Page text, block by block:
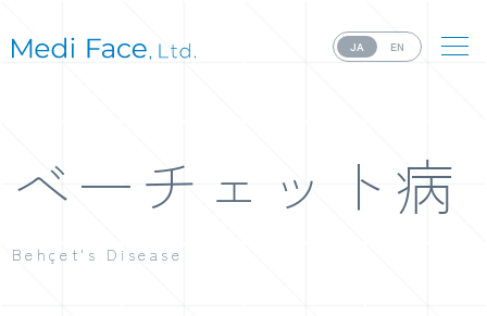
ベーチェット病
Behçet's Disease
JA EN